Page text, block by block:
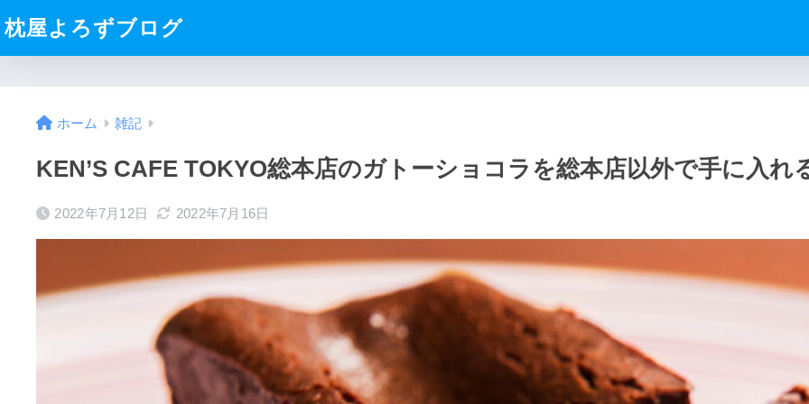
枕屋よろずブログ
ホーム 雑記
KEN’S CAFE TOKYO総本店のガトーショコラを総本店以外で手に入れ
2022年7月12日 2022年7月16日